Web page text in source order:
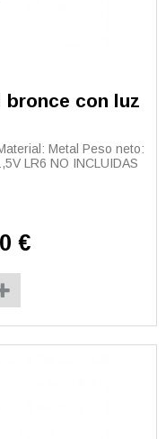
con luz
Metal Peso neto:
LR6 NO INCLUIDAS
€